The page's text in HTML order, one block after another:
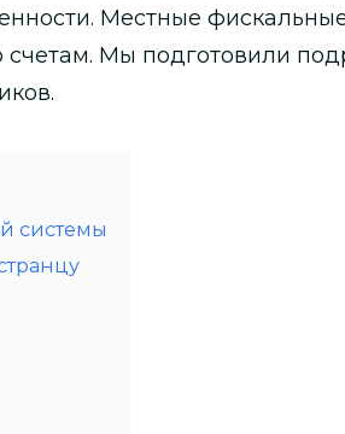
Местные
счетам. Мы подготовили
системы